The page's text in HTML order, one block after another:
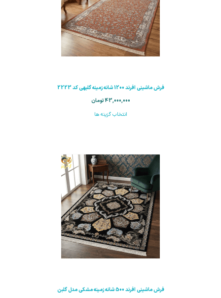
فرش ماشینی افرند 1200 شانه زمینه گلبهی کد 2223
43,000,000 تومان
انتخاب گزینه ها
فرش ماشینی افرند 500 شانه زمینه مشکی مدل گلبن